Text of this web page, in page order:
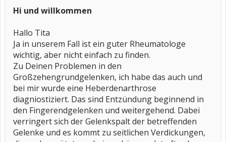
Hi und willkommen
Hallo Tita
Ja in unserem Fall ist ein guter Rheumatologe
wichtig, aber nicht einfach zu finden.
Zu Deinen Problemen in den
Großzehengrundgelenken, ich habe das auch und
bei mir wurde eine Heberdenarthrose
diagniostiziert. Das sind Entzündung beginnend in
den Fingerendgelenken und weitergehend. Dabei
verringert sich der Gelenkspalt der betreffenden
Gelenke und es kommt zu seitlichen Verdickungen,